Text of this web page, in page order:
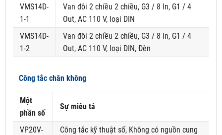
VMS14D-
1-1
Van đôi 2 chiều 2 chiều, G3 / 8 In, G1 / 4
Out, AC 110 V, loại DIN
VMS14D-
1-2
Van đôi 2 chiều 2 chiều, G3 / 8 In, G1 / 4
Out, AC 110 V, loại DIN, Đèn
Công tắc chân không
Một
phần số
Sự miêu tả
VP20V-
Công tắc kỹ thuật số, Không có nguồn cung